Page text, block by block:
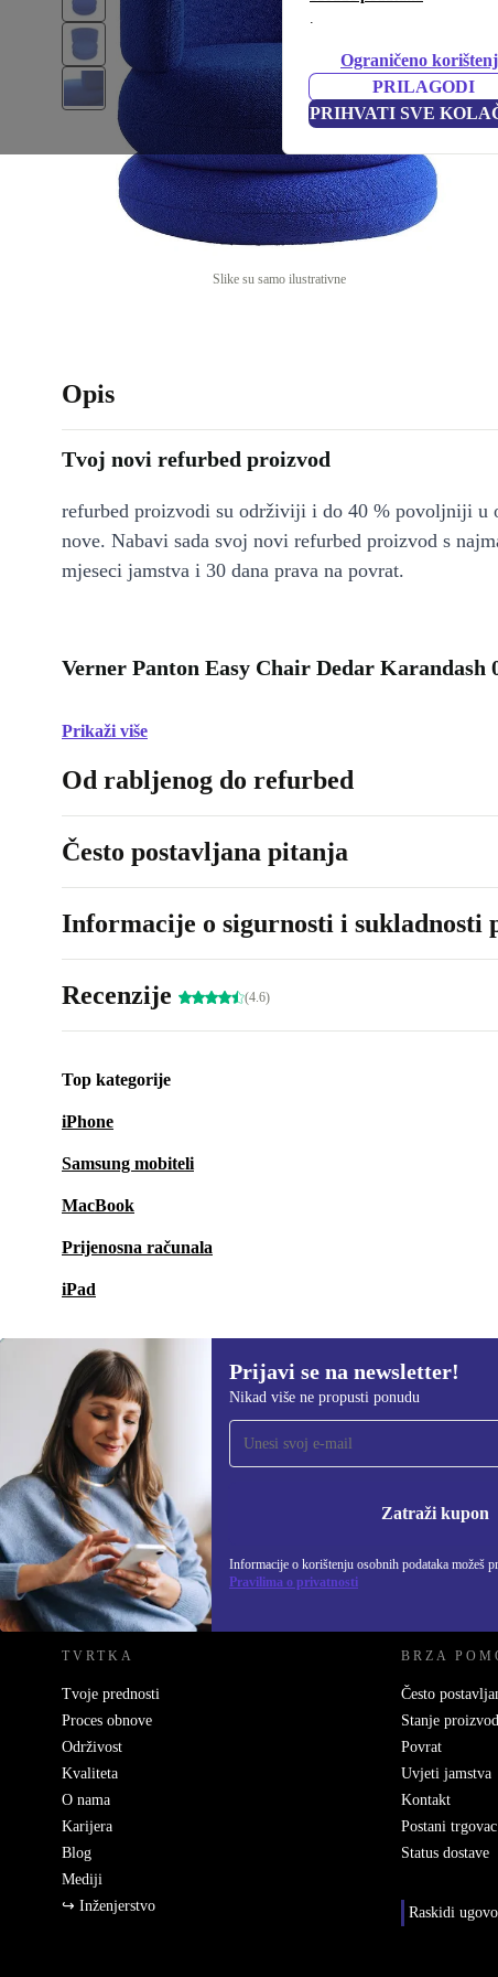
.
Ograničeno
PRILAGODI
PRIHVATI SVE
Slike su samo ilustrativne
Opis
Tvoj novi refurbed proizvod
refurbed proizvodi su održiviji i do 40 % povoljniji u
nove. Nabavi sada svoj novi refurbed proizvod s
mjeseci jamstva i 30 dana prava na povrat.
Verner Panton Easy Chair Dedar Karandash
Prikaži više
Od rabljenog do refurbed
Često postavljana pitanja
Informacije o sigurnosti i sukladnosti
Recenzije (4.6)
Top kategorije
iPhone
Samsung mobiteli
MacBook
Prijenosna računala
iPad
Prijavi se na newsletter!
Nikad više ne propusti ponudu
Zatraži kupon
Informacije o korištenju osobnih podataka možeš
Pravilima o privatnosti
Prijavi se na newsletter!
Nikad više ne propusti ponudu.
Informacije o
REFURBED HRVATSKA - RETHINK NEW.
TVRTKA
Tvoje prednosti
Proces obnove
Održivost
Kvaliteta
O nama
Karijera
Blog
Mediji
↪ Inženjerstvo
BRZA
Često
Stanje
Povrat
Uvjeti jamstva
Kontakt
Postani trgovac
Status dostave
Raskidi